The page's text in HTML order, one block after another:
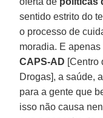
sentido estrito do
o processo de
moradia. E
CAPS-AD [Centro
Drogas], a saúde,
para a gente que
isso não causa